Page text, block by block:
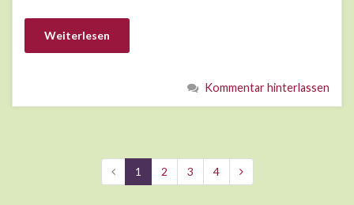
Weiterlesen
Kommentar hinterlassen
1 2 3 4